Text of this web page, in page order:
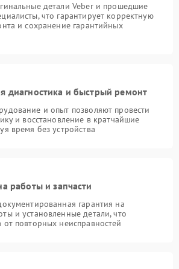
детали Veber и прошедшие
что гарантирует корректную
и сохранение гарантийных
диагностика и быстрый ремонт
и опыт позволяют провести
и восстановление в кратчайшие
время без устройства
работы и запчасти
гарантия на
и установленные детали, что
повторных неисправностей